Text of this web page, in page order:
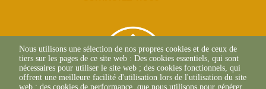
Nous utilisons une sélection de nos propres cookies et de ceux de
tiers sur les pages de ce site web : Des cookies essentiels, qui sont
nécessaires pour utiliser le site web ; des cookies fonctionnels, qui
offrent une meilleure facilité d'utilisation lors de l'utilisation du site
web ; des cookies de performance, que nous utilisons pour générer